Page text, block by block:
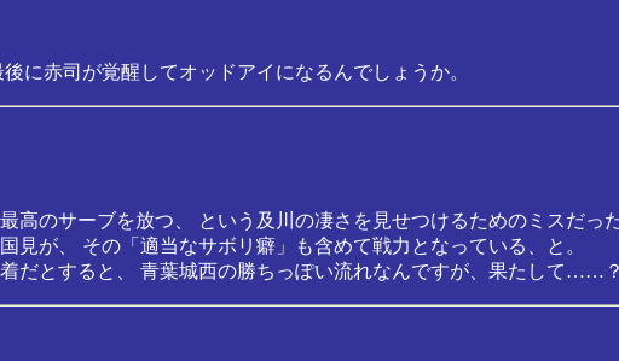
に赤司が覚醒してオッドアイになるんでしょうか。
高のサーブを放つ、 という及川の凄さを見せつけるためのミスだっ
見が、 その「適当なサボリ癖」も含めて戦力となっている、と。
だとすると、 青葉城西の勝ちっぽい流れなんですが、果たして……？